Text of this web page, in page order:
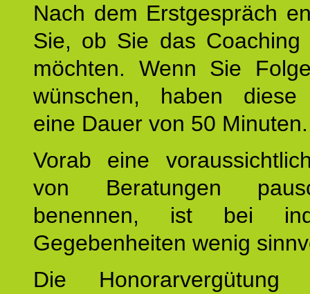
Nach dem Erstgespräch
Sie, ob Sie das Coaching
möchten. Wenn Sie
wünschen, haben diese
eine Dauer von 50 Minuten.
Vorab eine
von Beratungen
benennen, ist bei
Gegebenheiten wenig
Die